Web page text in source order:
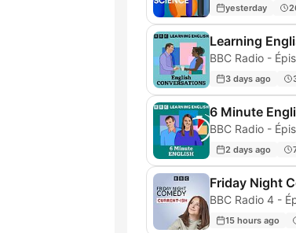
yesterday
Learning
BBC Radio -
3 days ago
6 Minute
BBC Radio -
2 days ago
Friday Night
BBC Radio 4 -
15 hours ago